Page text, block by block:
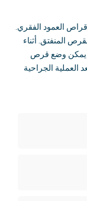
العمود الفقري.
المنفتق. أثناء
يمكن وضع قرص
العملية الجراحية